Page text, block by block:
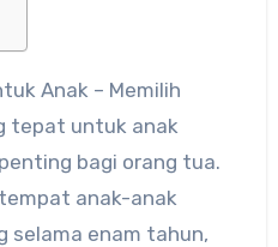
Anak – Memilih
tepat untuk anak
bagi orang tua.
anak-anak
selama enam tahun,